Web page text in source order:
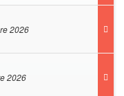
2026
2026